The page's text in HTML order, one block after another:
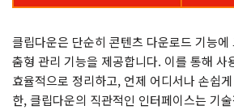
클립다운은 단순히 콘텐츠 다운로드 기능
춤형 관리 기능을 제공합니다. 이를 통해 사
효율적으로 정리하고, 언제 어디서나 손쉽
한, 클립다운의 직관적인 인터페이스는 기